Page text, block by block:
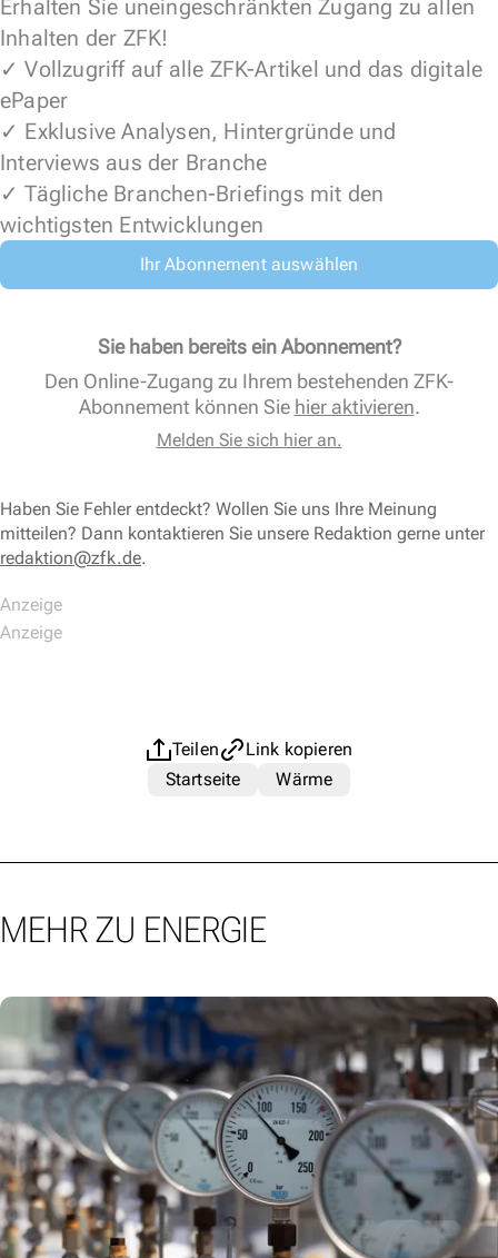
Erhalten Sie uneingeschränkten Zugang zu allen
Inhalten der ZFK!
✓ Vollzugriff auf alle ZFK-Artikel und das digitale
ePaper
✓ Exklusive Analysen, Hintergründe und
Interviews aus der Branche
✓ Tägliche Branchen-Briefings mit den
wichtigsten Entwicklungen
Ihr Abonnement auswählen
Sie haben bereits ein Abonnement?
Den Online-Zugang zu Ihrem bestehenden ZFK-
Abonnement können Sie hier aktivieren.
Melden Sie sich hier an.
Haben Sie Fehler entdeckt? Wollen Sie uns Ihre Meinung
mitteilen? Dann kontaktieren Sie unsere Redaktion gerne unter
redaktion@zfk.de.
Teilen
Link kopieren
Startseite
Wärme
MEHR ZU ENERGIE